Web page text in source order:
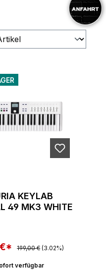
KEYLAB
49 MK3 WHITE
Regulärer Preis:
199,00 € (3.02%)
verfügbar